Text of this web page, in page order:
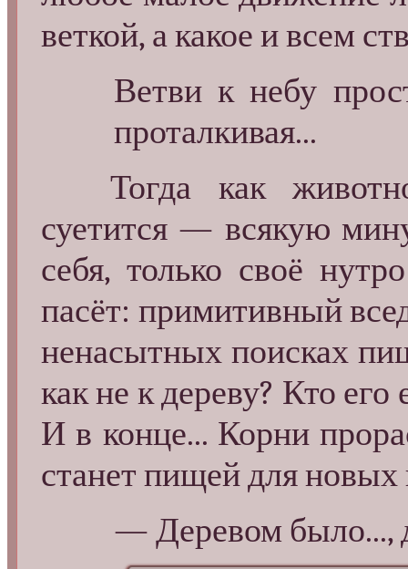
веткой, а какое и всем
Ветви к небу
проталкивая...
Тогда как
суетится — всякую
себя, только своё
пасёт: примитивный
ненасытных поисках
как не к дереву? Кто
И в конце... Корни
станет пищей для новых
— Деревом было...,